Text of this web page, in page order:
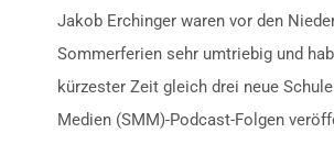
Jakob Erchinger waren vor den
Sommerferien sehr umtriebig und
kürzester Zeit gleich drei neue
Medien (SMM)-Podcast-Folgen